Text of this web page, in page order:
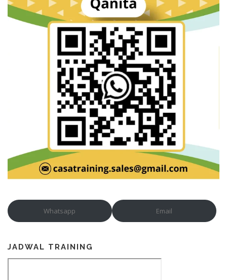
Whatsapp Email
JADWAL TRAINING